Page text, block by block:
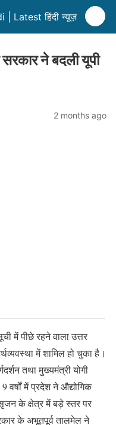
Latest हिंदी न्यूज़
सरकार ने बदली यूपी
2 months ago
में पीछे रहने वाला उत्तर
में शामिल हो चुका है।
तथा मुख्यमंत्री योगी
में प्रदेश ने औद्योगिक
के क्षेत्र में बड़े स्तर पर
के अभूतपूर्व तालमेल ने